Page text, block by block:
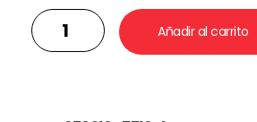
Añadir al carrito